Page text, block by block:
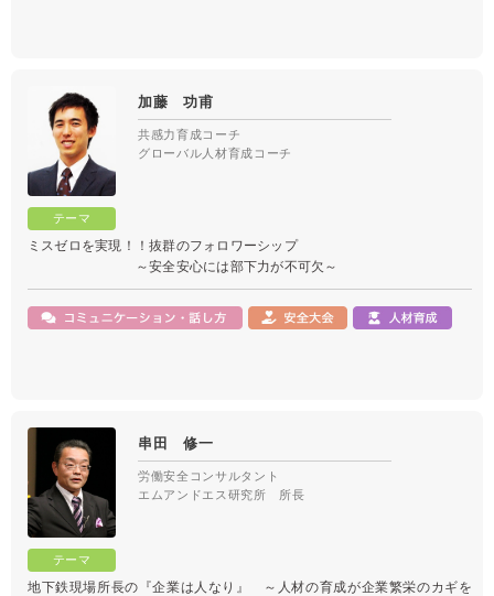
加藤 功甫
共感力育成コーチ
グローバル人材育成コーチ
ミスゼロを実現！！抜群のフォロワーシップ
～安全安心には部下力が不可欠～
串田 修一
労働安全コンサルタント
エムアンドエス研究所 所長
地下鉄現場所長の『企業は人なり』 ～人材の育成が企業繁栄のカギを